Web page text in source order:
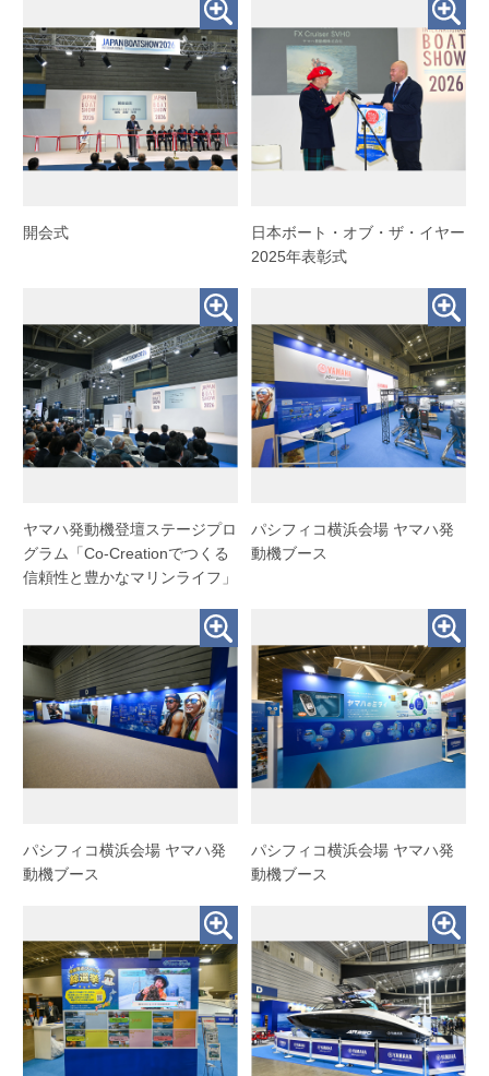
開会式
日本ボート・オブ・ザ・イヤー
2025年表彰式
ヤマハ発動機登壇ステージプロ
グラム「Co-Creationでつくる
信頼性と豊かなマリンライフ」
パシフィコ横浜会場 ヤマハ発
動機ブース
パシフィコ横浜会場 ヤマハ発
動機ブース
パシフィコ横浜会場 ヤマハ発
動機ブース